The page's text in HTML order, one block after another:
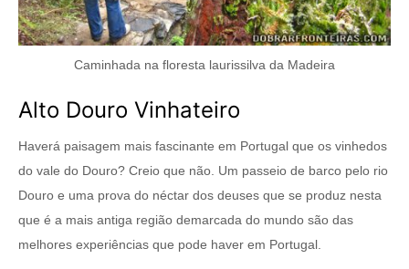
Caminhada na floresta laurissilva da Madeira
Alto Douro Vinhateiro
Haverá paisagem mais fascinante em Portugal que os vinhedos
do vale do Douro? Creio que não. Um passeio de barco pelo rio
Douro e uma prova do néctar dos deuses que se produz nesta
que é a mais antiga região demarcada do mundo são das
melhores experiências que pode haver em Portugal.